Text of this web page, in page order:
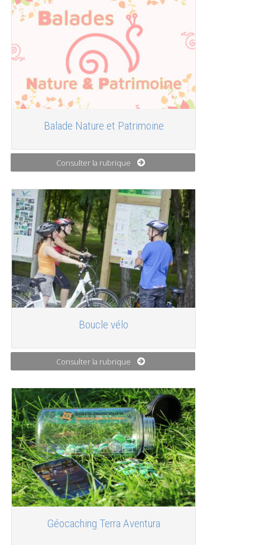
Balade Nature et Patrimoine
Consulter la rubrique
Boucle vélo
Consulter la rubrique
Géocaching Terra Aventura